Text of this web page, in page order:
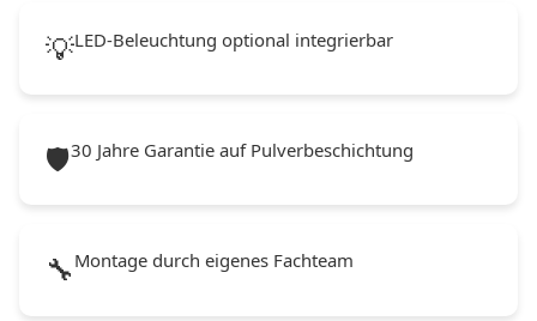
💡LED-Beleuchtung optional integrierbar
🛡️30 Jahre Garantie auf Pulverbeschichtung
🔧 Montage durch eigenes Fachteam